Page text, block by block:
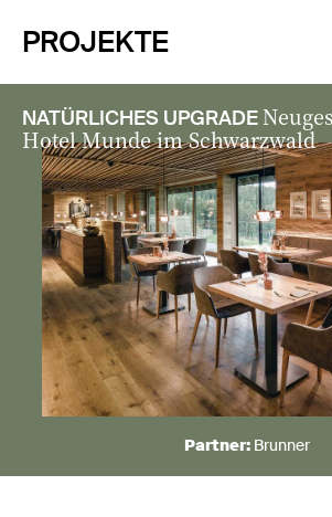
PROJEKTE
NATÜRLICHES UPGRADE
Hotel Munde im Schwarzwald
Partner: Brunner